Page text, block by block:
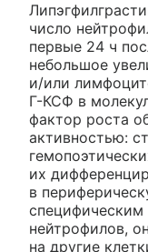
число
первые 24 ч
небольшое
и/или
Г-КСФ в
фактор роста
активностью:
их
в
нейтрофилов,
на другие